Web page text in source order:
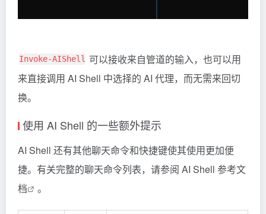
Invoke-AIShell 可以接收来自管道的输入，也可以用
来直接调用 AI Shell 中选择的 AI 代理，而无需来回切
换。
使用 AI Shell 的一些额外提示
AI Shell 还有其他聊天命令和快捷键使其使用更加便
捷。有关完整的聊天命令列表，请参阅 AI Shell 参考文
档
。